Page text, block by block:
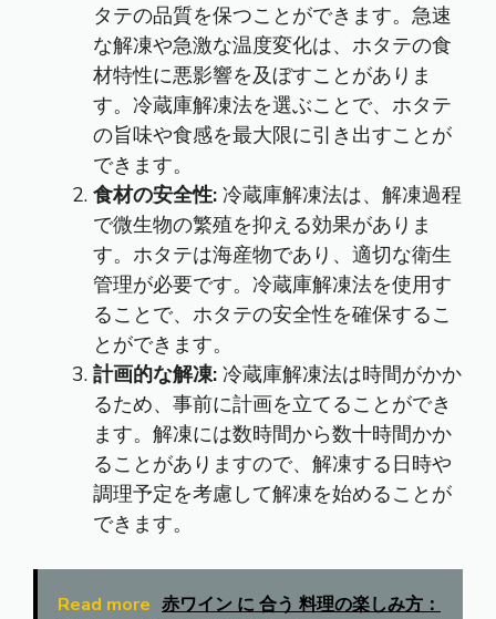
タテの品質を保つことができます。急速
な解凍や急激な温度変化は、ホタテの食
材特性に悪影響を及ぼすことがありま
す。冷蔵庫解凍法を選ぶことで、ホタテ
の旨味や食感を最大限に引き出すことが
できます。
食材の安全性: 冷蔵庫解凍法は、解凍過程
で微生物の繁殖を抑える効果がありま
す。ホタテは海産物であり、適切な衛生
管理が必要です。冷蔵庫解凍法を使用す
ることで、ホタテの安全性を確保するこ
とができます。
計画的な解凍: 冷蔵庫解凍法は時間がかか
るため、事前に計画を立てることができ
ます。解凍には数時間から数十時間かか
ることがありますので、解凍する日時や
調理予定を考慮して解凍を始めることが
できます。
Read more 赤ワイン に 合う 料理の楽しみ方：